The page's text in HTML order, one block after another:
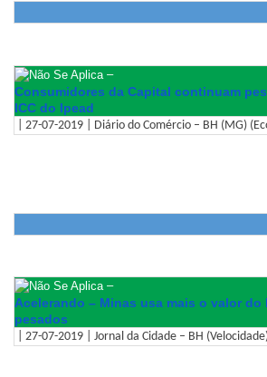
–
Consumidores da Capital continuam
ICC do Ipead
| 27-07-2019 | Diário do Comércio – BH (MG)
–
Acelerando – Minas usa mais o valor do
pesados
| 27-07-2019 | Jornal da Cidade – BH